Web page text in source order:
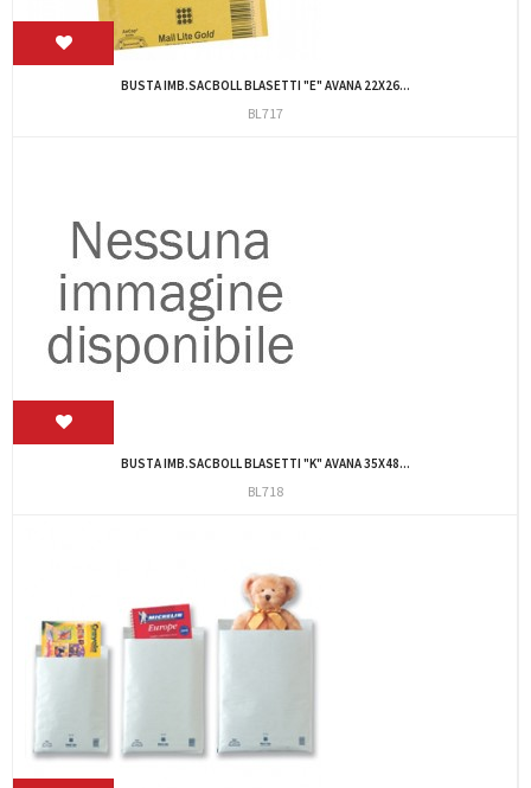
BUSTA IMB.SACBOLL BLASETTI "E" AVANA 22X26...
BL717
BUSTA IMB.SACBOLL BLASETTI "K" AVANA 35X48...
BL718